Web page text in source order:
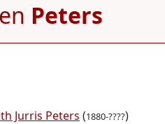
Peters
Jurris Peters (1880-????)